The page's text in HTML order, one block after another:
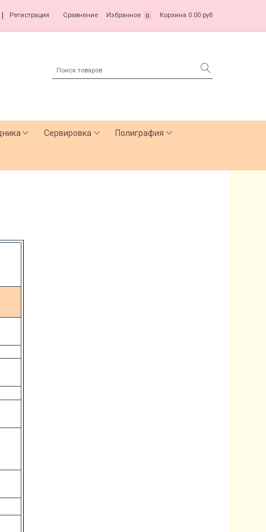
Регистрация Сравнение Избранное 0 Корзина 0.00 руб
Сервировка Полиграфия